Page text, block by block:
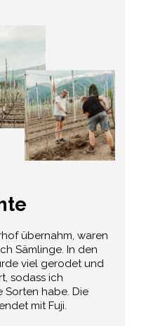
übernahm, waren
Sämlinge. In den
viel gerodet und
sodass ich
Sorten habe. Die
mit Fuji.